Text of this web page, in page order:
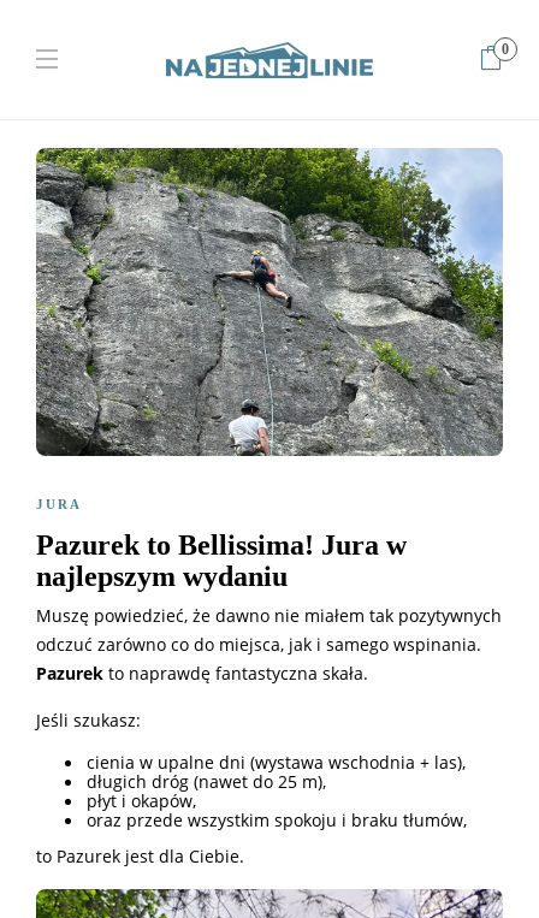
0
Home Pazurek to Bellissima! Jura w najlepszym wydaniu
JURA
Pazurek to Bellissima! Jura w
najlepszym wydaniu
Muszę powiedzieć, że dawno nie miałem tak pozytywnych
odczuć zarówno co do miejsca, jak i samego wspinania.
Pazurek to naprawdę fantastyczna skała.
Jeśli szukasz:
cienia w upalne dni (wystawa wschodnia + las),
długich dróg (nawet do 25 m),
płyt i okapów,
oraz przede wszystkim spokoju i braku tłumów,
to Pazurek jest dla Ciebie.